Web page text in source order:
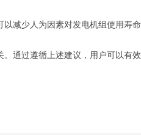
减少人为因素对发电机组使用寿命
通过遵循上述建议，用户可以有